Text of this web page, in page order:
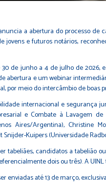
a abertura do processo
jovens e futuros notários,
de junho a 4 de julho de
abertura e um webinar
por meio do intercâmbio de boas
internacional e segurança
e Combate à
Aires/Argentina), Christine
Kuipers (Universidade
tabeliães, candidatos a
dois ou três). A
enviadas até 13 de março,